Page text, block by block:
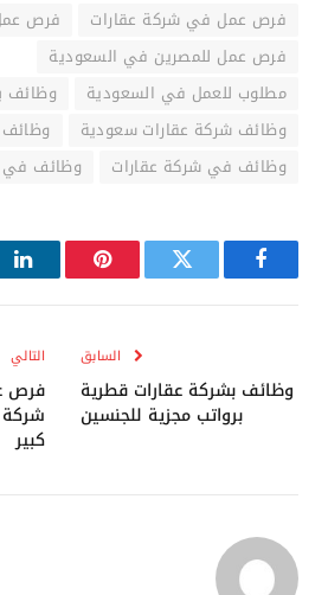
فرص عمل في شركة عقارات
فرص
فرص عمل للمصرين في السعودية
مطلوب للعمل في السعودية
وظائف
وظائف شركة عقارات سعودية
وظائف في شركة عقارات
وظائف في
فيسبوك تويتر بينتيريست
السابق
وظائف بشركة عقارات قطرية
برواتب مجزية للجنسين
التالي
فرص
شركة
كبير